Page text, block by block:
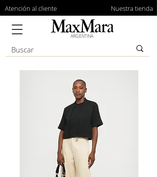
Atención al cliente Nuestra tienda
ARGENTINA